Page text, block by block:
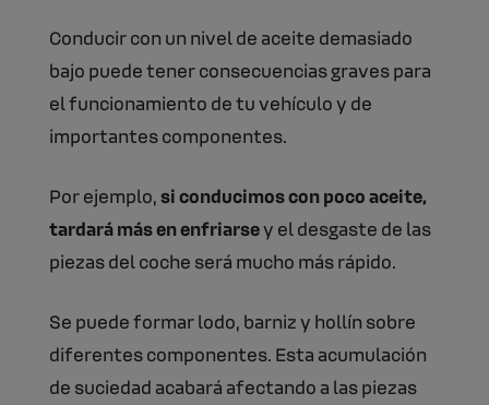
Conducir con un nivel de aceite demasiado
bajo puede tener consecuencias graves para
el funcionamiento de tu vehículo y de
importantes componentes.
Por ejemplo,si conducimos con poco aceite,
tardará más en enfriarsey el desgaste de las
piezas del coche será mucho más rápido.
Se puede formar lodo, barniz y hollín sobre
diferentes componentes. Esta acumulación
de suciedad acabará afectando a las piezas